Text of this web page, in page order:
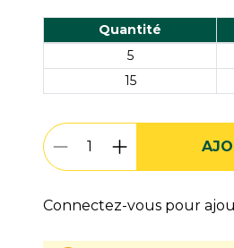
Quantité
5
15
Connectez-vous pour